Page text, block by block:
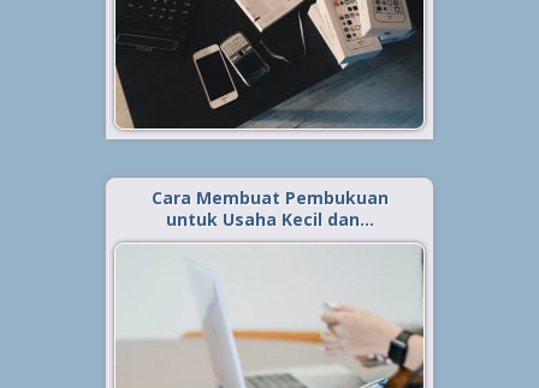
pun, peran pembukuan dan
laporan keuangan sangatlah
dekat. Keduanya akan saling
melengkapi satu...
Baca Selengkapnya »
Cara Membuat Pembukuan
untuk Usaha Kecil dan…
Pembukuan menjadi salah satu
hal yang penting untuk
diperhatikan setiap pelaku usaha.